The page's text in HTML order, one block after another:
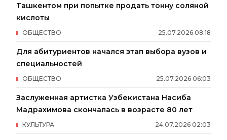
Ташкентом при попытке продать тонну соляной
кислоты
25.07.2026 08:18
ОБЩЕСТВО
Для абитуриентов начался этап выбора вузов и
специальностей
25.07.2026 06:03
ОБЩЕСТВО
Заслуженная артистка Узбекистана Насиба
Мадрахимова скончалась в возрасте 80 лет
24.07.2026 02:03
КУЛЬТУРА